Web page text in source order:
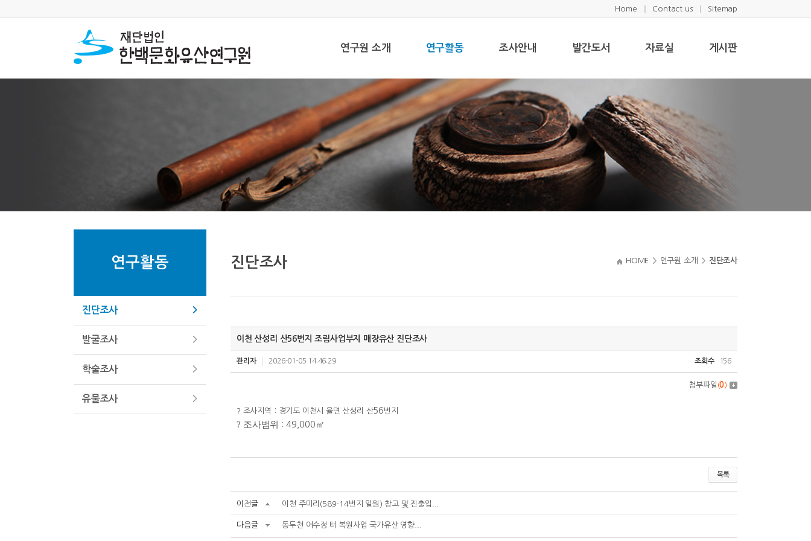
Home Contact us Sitemap
연구원 소개 연구활동 조사안내 발간도서 자료실 게시판
연구활동
진단조사
발굴조사
학술조사
유물조사
진단조사 HOME > 연구원 소개 > 진단조사
이천 산성리 산56번지 조림사업부지 매장유산 진단조사
관리자 2026-01-05 14:46:29 조회수 156
첨부파일 (0)
? 조사지역 : 경기도 이천시 율면 산성리 산56번지
? 조사범위 : 49,000 ㎡
목록
이전글 이천 주미리(589-14번지 일원) 창고 및 진출입...
다음글 동두천 어수정 터 복원사업 국가유산 영향...